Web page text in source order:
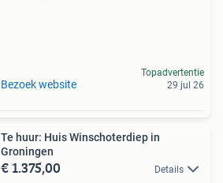
Bezoek website
Topadvertentie
29 jul 26
Te huur: Huis Winschoterdiep in
Groningen
€ 1.375,00 Details